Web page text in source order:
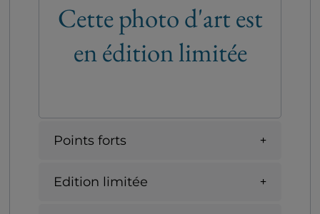
Cette photo d'art est
en édition limitée
Points forts
Edition limitée